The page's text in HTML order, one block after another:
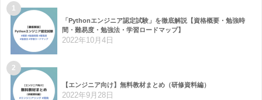
1
「Pythonエンジニア認定試験」を徹底解説【資格概要・勉強時
間・難易度・勉強法・学習ロードマップ】
2022年10月4日
2
【エンジニア向け】無料教材まとめ（研修資料編）
2022年9月28日